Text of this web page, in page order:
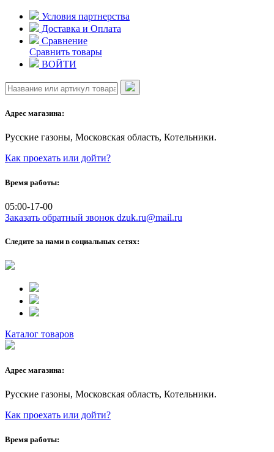
Skip
content
Условия партнерства
Доставка и Оплата
Сравнение
Сравнить товары
ВОЙТИ
Адрес магазина:
Русские газоны, Московская область, Котельники.
Как проехать или дойти?
Время работы:
05:00-17-00
Заказать обратный звонок dzuk.ru@mail.ru
Следите за нами в социальных сетях:
Каталог товаров
Адрес магазина:
Русские газоны, Московская область, Котельники.
Как проехать или дойти?
Время работы: